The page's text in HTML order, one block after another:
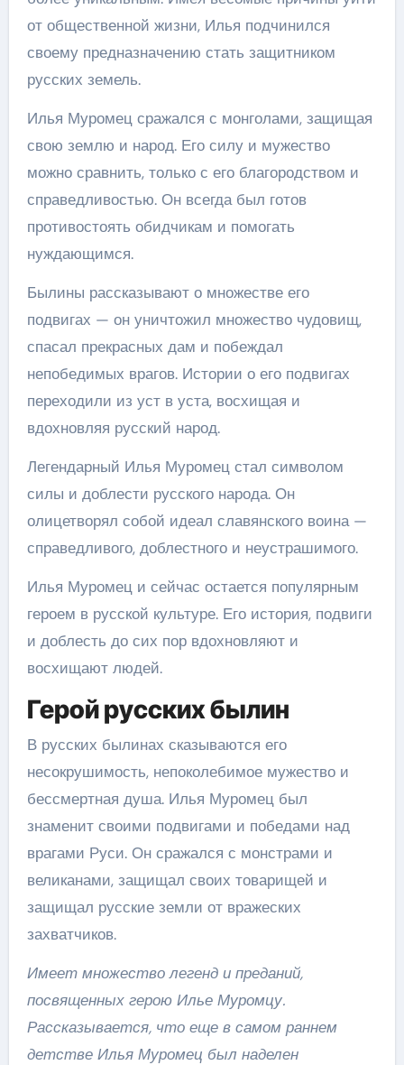
от общественной жизни, Илья подчинился
своему предназначению стать защитником
русских земель.
Илья Муромец сражался с монголами, защищая
свою землю и народ. Его силу и мужество
можно сравнить, только с его благородством и
справедливостью. Он всегда был готов
противостоять обидчикам и помогать
нуждающимся.
Былины рассказывают о множестве его
подвигах — он уничтожил множество чудовищ,
спасал прекрасных дам и побеждал
непобедимых врагов. Истории о его подвигах
переходили из уст в уста, восхищая и
вдохновляя русский народ.
Легендарный Илья Муромец стал символом
силы и доблести русского народа. Он
олицетворял собой идеал славянского воина —
справедливого, доблестного и неустрашимого.
Илья Муромец и сейчас остается популярным
героем в русской культуре. Его история, подвиги
и доблесть до сих пор вдохновляют и
восхищают людей.
Герой русских былин
В русских былинах сказываются его
несокрушимость, непоколебимое мужество и
бессмертная душа. Илья Муромец был
знаменит своими подвигами и победами над
врагами Руси. Он сражался с монстрами и
великанами, защищал своих товарищей и
защищал русские земли от вражеских
захватчиков.
Имеет множество легенд и преданий,
посвященных герою Илье Муромцу.
Рассказывается, что еще в самом раннем
детстве Илья Муромец был наделен